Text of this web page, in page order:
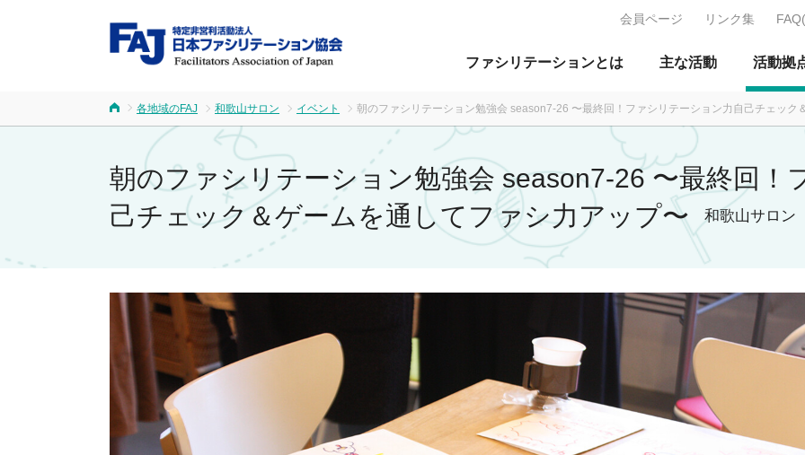
ファシリテーションとは 主な活動 活動拠
会員ページ リンク集
各地域のFAJ 和歌山サロン イベント 朝のファシリテーション勉強会 season7-26 〜最終回！ファシリテーション力自己チェック
朝のファシリテーション勉強会 season7-26 〜最終回！
己チェック＆ゲームを通してファシ力アップ〜
和歌山サロン